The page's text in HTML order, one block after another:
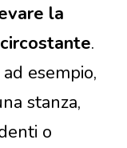
la
.
esempio,
stanza,
o